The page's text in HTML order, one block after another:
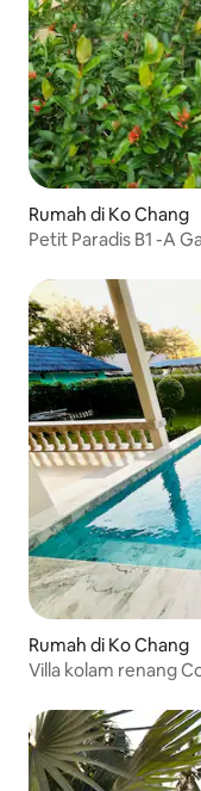
Rumah di Ko Chang
Petit Paradis B1 -A
Rumah di Ko Chang
Villa kolam renang